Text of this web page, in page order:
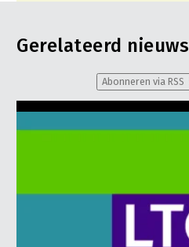
Gerelateerd nieuws
Abonneren via RSS